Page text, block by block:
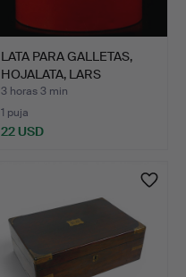
LATA PARA GALLETAS,
HOJALATA, LARS
LALLERS…
3 horas 3 min
1 puja
22 USD